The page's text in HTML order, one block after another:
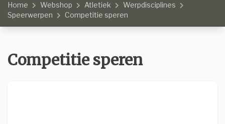
Home
Webshop Atletiek
Werpdisciplines
Speerwerpen
Competitie speren
Competitie speren